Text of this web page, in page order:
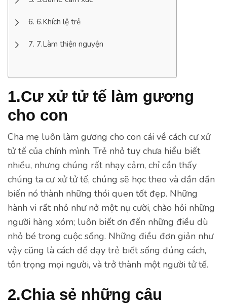
6.Khích lệ trẻ
7.Làm thiện nguyện
1.Cư xử tử tế làm gương
cho con
Cha mẹ luôn làm gương cho con cái về cách cư xử
tử tế của chính mình. Trẻ nhỏ tuy chưa hiểu biết
nhiều, nhưng chúng rất nhạy cảm, chỉ cần thấy
chúng ta cư xử tử tế, chúng sẽ học theo và dần dần
biến nó thành những thói quen tốt đẹp. Những
hành vi rất nhỏ như nở một nụ cười, chào hỏi những
người hàng xóm; luôn biết ơn đến những điều dù
nhỏ bé trong cuộc sống. Những điều đơn giản như
vậy cũng là cách để dạy trẻ biết sống đúng cách,
tôn trọng mọi người, và trở thành một người tử tế.
2.Chia sẻ những câu